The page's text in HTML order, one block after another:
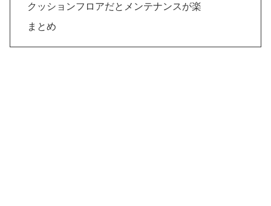
クッションフロアだとメンテナンスが楽
まとめ